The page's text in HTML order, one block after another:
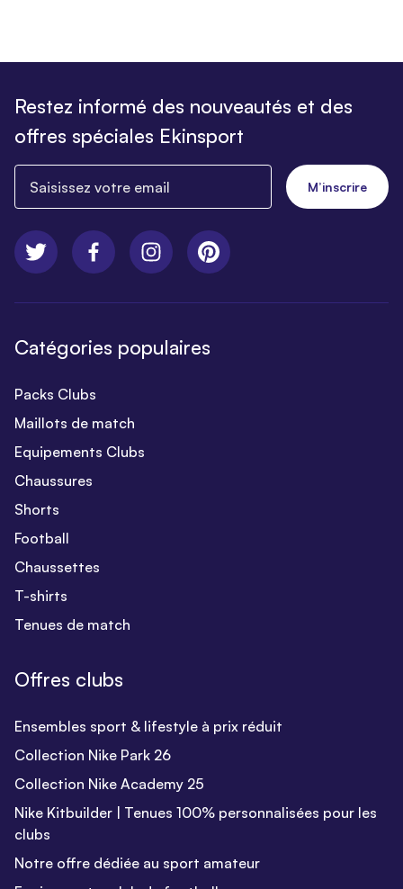
Restez informé des nouveautés et des
offres spéciales Ekinsport
M’inscrire
Catégories populaires
Packs Clubs
Maillots de match
Equipements Clubs
Chaussures
Shorts
Football
Chaussettes
T-shirts
Tenues de match
Offres clubs
Ensembles sport & lifestyle à prix réduit
Collection Nike Park 26
Collection Nike Academy 25
Nike Kitbuilder | Tenues 100% personnalisées pour les
clubs
Notre offre dédiée au sport amateur